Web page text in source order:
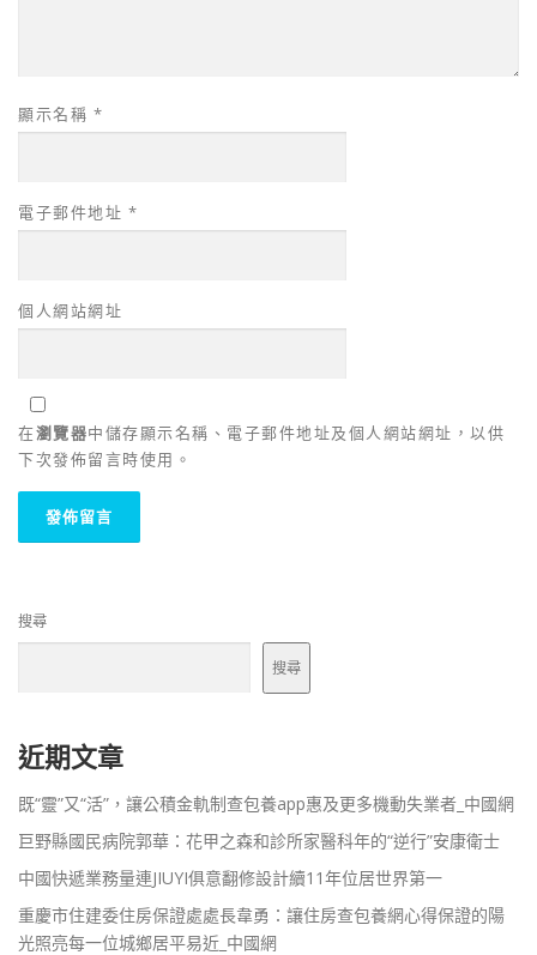
顯示名稱 *
電子郵件地址 *
個人網站網址
在瀏覽器中儲存顯示名稱、電子郵件地址及個人網站網址，以供
下次發佈留言時使用。
搜尋
搜尋
近期文章
既“靈”又“活”，讓公積金軌制查包養app惠及更多機動失業者_中國網
巨野縣國民病院郭華：花甲之森和診所家醫科年的“逆行”安康衛士
中國快遞業務量連JIUYI俱意翻修設計續11年位居世界第一
重慶市住建委住房保證處處長韋勇：讓住房查包養網心得保證的陽
光照亮每一位城鄉居平易近_中國網